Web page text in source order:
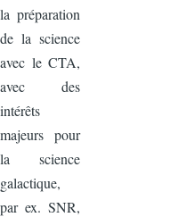
la préparation
de la science
avec le CTA,
avec des
intérêts
majeurs pour
la science
galactique,
par ex. SNR,